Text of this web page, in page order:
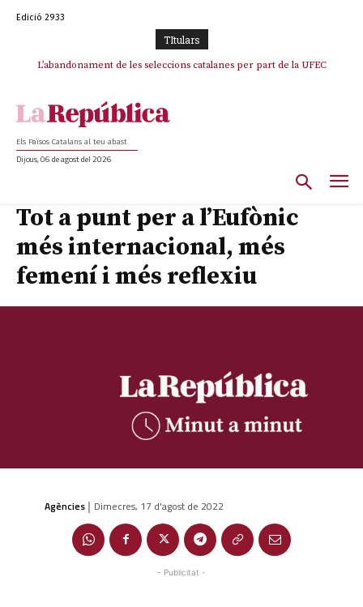
Edició 2933
TItulars
L’abandonament de les seleccions catalanes per part de la UFEC
Els Països Catalans al teu abast
Dijous, 06 de agost del 2026
Tot a punt per a l’Eufònic
més internacional, més
femení i més reflexiu
Agències | Dimecres, 17 d'agost de 2022
- Publicitat -